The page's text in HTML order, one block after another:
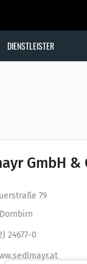
DIENSTLEISTER
GmbH &
79
24677-0